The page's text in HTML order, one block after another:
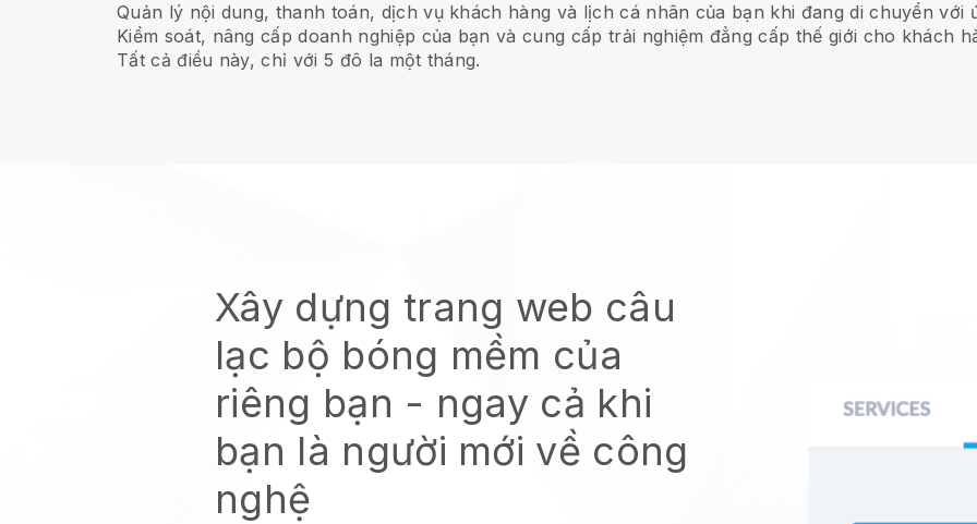
Quản lý nội dung, thanh toán, dịch vụ khách hàng và lịch cá nhân của bạn khi đang di chuyển với
Kiểm soát, nâng cấp doanh nghiệp của bạn và cung cấp trải nghiệm đẳng cấp thế giới cho khách
Tất cả điều này, chỉ với 5 đô la một tháng.
Xây dựng trang web câu
lạc bộ bóng mềm của
riêng bạn - ngay cả khi
bạn là người mới về công
nghệ